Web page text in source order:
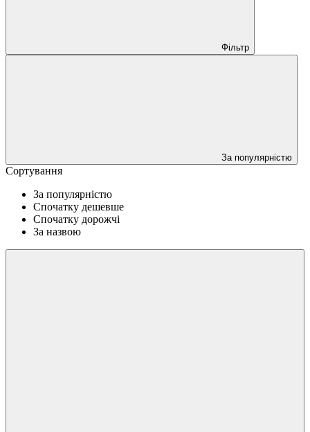
Фільтр
За популярністю
Сортування
За популярністю
Спочатку дешевше
Спочатку дорожчі
За назвою